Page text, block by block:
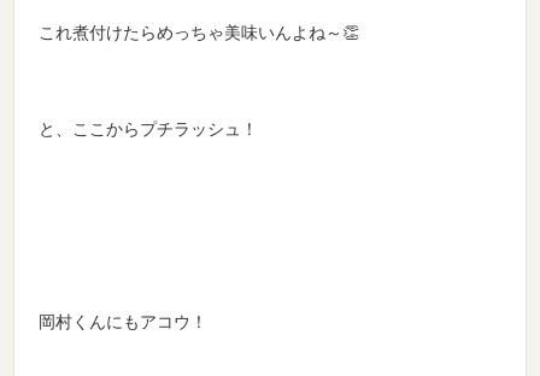
これ煮付けたらめっちゃ美味いんよね～👏
と、ここからプチラッシュ！
岡村くんにもアコウ！